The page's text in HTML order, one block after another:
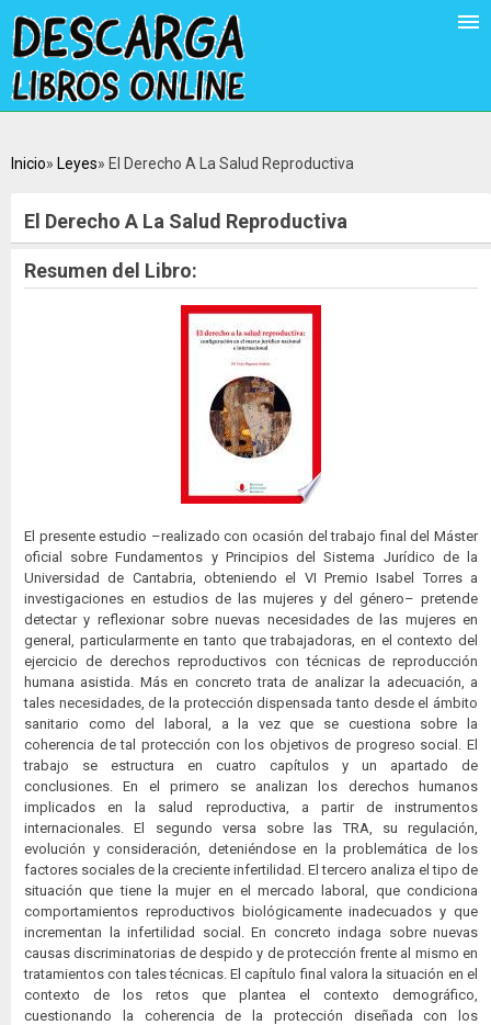
Inicio Leyes El Derecho A La Salud Reproductiva
El Derecho A La Salud Reproductiva
Resumen del Libro:
El presente estudio –realizado con ocasión del trabajo final del Máster
oficial sobre Fundamentos y Principios del Sistema Jurídico de la
Universidad de Cantabria, obteniendo el VI Premio Isabel Torres a
investigaciones en estudios de las mujeres y del género– pretende
detectar y reflexionar sobre nuevas necesidades de las mujeres en
general, particularmente en tanto que trabajadoras, en el contexto del
ejercicio de derechos reproductivos con técnicas de reproducción
humana asistida. Más en concreto trata de analizar la adecuación, a
tales necesidades, de la protección dispensada tanto desde el ámbito
sanitario como del laboral, a la vez que se cuestiona sobre la
coherencia de tal protección con los objetivos de progreso social. El
trabajo se estructura en cuatro capítulos y un apartado de
conclusiones. En el primero se analizan los derechos humanos
implicados en la salud reproductiva, a partir de instrumentos
internacionales. El segundo versa sobre las TRA, su regulación,
evolución y consideración, deteniéndose en la problemática de los
factores sociales de la creciente infertilidad. El tercero analiza el tipo de
situación que tiene la mujer en el mercado laboral, que condiciona
comportamientos reproductivos biológicamente inadecuados y que
incrementan la infertilidad social. En concreto indaga sobre nuevas
causas discriminatorias de despido y de protección frente al mismo en
tratamientos con tales técnicas. El capítulo final valora la situación en el
contexto de los retos que plantea el contexto demográfico,
cuestionando la coherencia de la protección diseñada con los